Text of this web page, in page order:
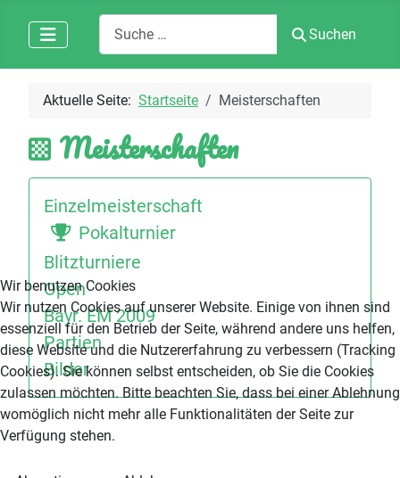
Suchen
Suchen
Aktuelle Seite: Startseite Meisterschaften
Meisterschaften
Einzelmeisterschaft
Pokalturnier
Blitzturniere
Open
Bayr. EM 2009
Partien
Bilder
Wir benutzen Cookies
Wir nutzen Cookies auf unserer Website. Einige von ihnen sind
essenziell für den Betrieb der Seite, während andere uns helfen,
diese Website und die Nutzererfahrung zu verbessern (Tracking
Cookies). Sie können selbst entscheiden, ob Sie die Cookies
zulassen möchten. Bitte beachten Sie, dass bei einer Ablehnung
womöglich nicht mehr alle Funktionalitäten der Seite zur
Verfügung stehen.